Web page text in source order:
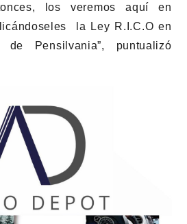
los veremos aquí en
la Ley R.I.C.O en
Pensilvania”, puntualizó